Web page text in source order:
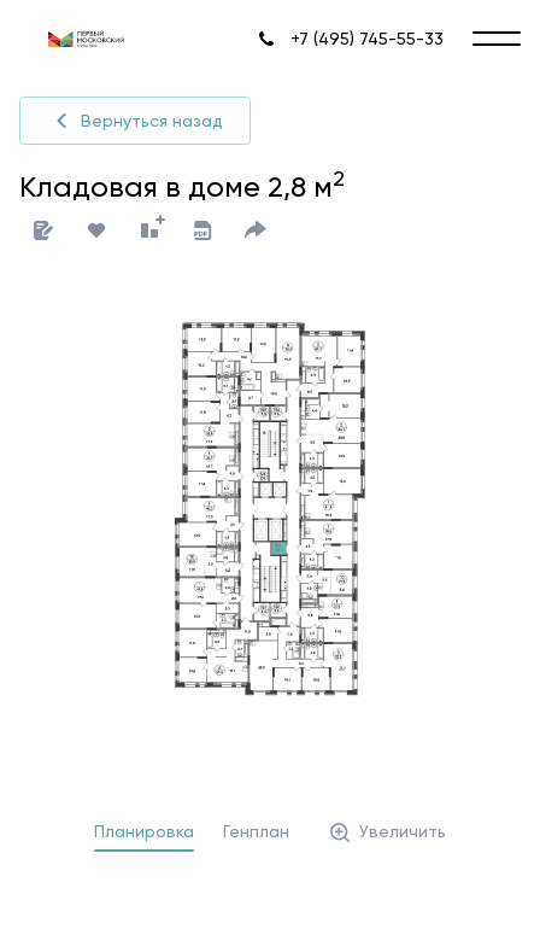
+7 (495) 745-55-33
Вернуться назад
Кладовая в доме 2,8 м2
Планировка Генплан Увеличить